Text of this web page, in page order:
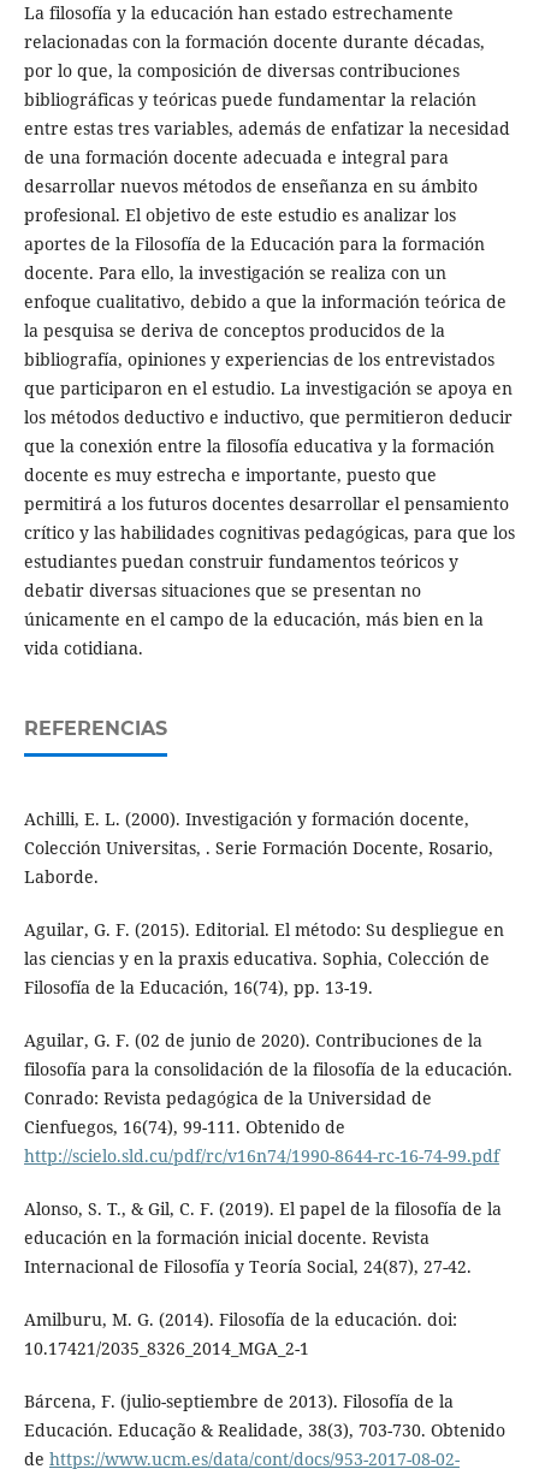
La filosofía y la educación han estado estrechamente
relacionadas con la formación docente durante décadas,
por lo que, la composición de diversas contribuciones
bibliográficas y teóricas puede fundamentar la relación
entre estas tres variables, además de enfatizar la necesidad
de una formación docente adecuada e integral para
desarrollar nuevos métodos de enseñanza en su ámbito
profesional. El objetivo de este estudio es analizar los
aportes de la Filosofía de la Educación para la formación
docente. Para ello, la investigación se realiza con un
enfoque cualitativo, debido a que la información teórica de
la pesquisa se deriva de conceptos producidos de la
bibliografía, opiniones y experiencias de los entrevistados
que participaron en el estudio. La investigación se apoya en
los métodos deductivo e inductivo, que permitieron deducir
que la conexión entre la filosofía educativa y la formación
docente es muy estrecha e importante, puesto que
permitirá a los futuros docentes desarrollar el pensamiento
crítico y las habilidades cognitivas pedagógicas, para que los
estudiantes puedan construir fundamentos teóricos y
debatir diversas situaciones que se presentan no
únicamente en el campo de la educación, más bien en la
vida cotidiana.
REFERENCIAS
Achilli, E. L. (2000). Investigación y formación docente,
Colección Universitas, . Serie Formación Docente, Rosario,
Laborde.
Aguilar, G. F. (2015). Editorial. El método: Su despliegue en
las ciencias y en la praxis educativa. Sophia, Colección de
Filosofía de la Educación, 16(74), pp. 13-19.
Aguilar, G. F. (02 de junio de 2020). Contribuciones de la
filosofía para la consolidación de la filosofía de la educación.
Conrado: Revista pedagógica de la Universidad de
Cienfuegos, 16(74), 99-111. Obtenido de
http://scielo.sld.cu/pdf/rc/v16n74/1990-8644-rc-16-74-99.pdf
Alonso, S. T., & Gil, C. F. (2019). El papel de la filosofía de la
educación en la formación inicial docente. Revista
Internacional de Filosofía y Teoría Social, 24(87), 27-42.
Amilburu, M. G. (2014). Filosofía de la educación. doi:
10.17421/2035_8326_2014_MGA_2-1
Bárcena, F. (julio-septiembre de 2013). Filosofía de la
Educación. Educação & Realidade, 38(3), 703-730. Obtenido
de https://www.ucm.es/data/cont/docs/953-2017-08-02-